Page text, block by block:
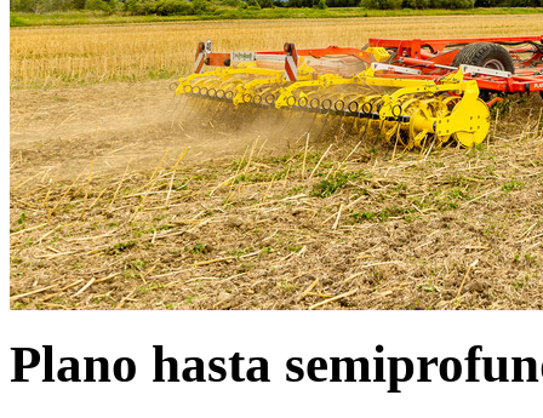
Plano hasta